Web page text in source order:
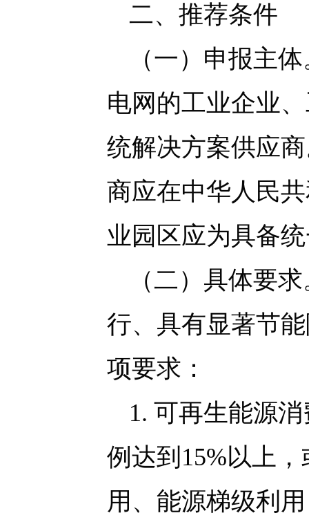
二、推荐条件
（一）申报主
电网的工业企业
统解决方案供应
商应在中华人民
业园区应为具备
（二）具体要
行、具有显著节
项要求：
1. 可再生能源
例达到15%以上
用、能源梯级利